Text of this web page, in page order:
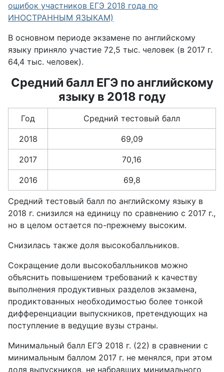
ошибок участников ЕГЭ 2018 года по
ИНОСТРАННЫМ ЯЗЫКАМ)
В основном периоде экзамене по английскому
языку приняло участие 72,5 тыс. человек (в 2017 г.
64,4 тыс. человек).
Средний балл ЕГЭ по английскому
языку в 2018 году
Год Средний тестовый балл
2018 69,09
2017 70,16
2016 69,8
Средний тестовый балл по английскому языку в
2018 г. снизился на единицу по сравнению с 2017 г.,
но в целом остается по-прежнему высоким.
Снизилась также доля высокобалльников.
Сокращение доли высокобалльников можно
объяснить повышением требований к качеству
выполнения продуктивных разделов экзамена,
продиктованных необходимостью более тонкой
дифференциации выпускников, претендующих на
поступление в ведущие вузы страны.
Минимальный балл ЕГЭ 2018 г. (22) в сравнении с
минимальным баллом 2017 г. не менялся, при этом
доля выпускников, не набравших минимального